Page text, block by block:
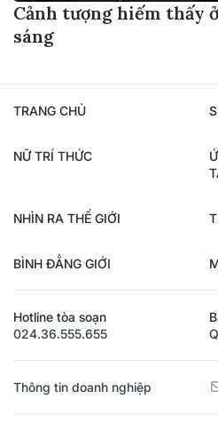
Cảnh tượng hiếm thấy
sáng
TRANG CHỦ
NỮ TRÍ THỨC
NHÌN RA THẾ GIỚI
BÌNH ĐẲNG GIỚI
Hotline tòa soạn
024.36.555.655
Thông tin doanh nghiệp